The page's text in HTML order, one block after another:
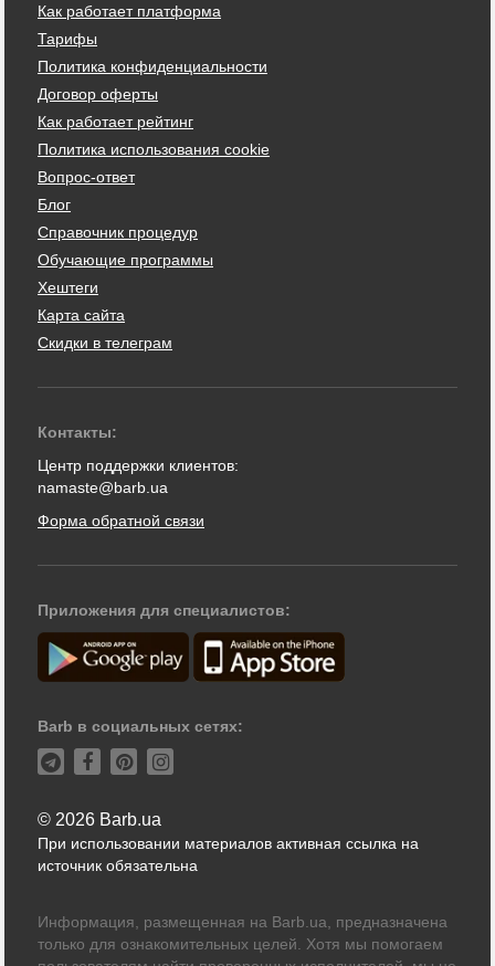
Как работает платформа
Тарифы
Политика конфиденциальности
Договор оферты
Как работает рейтинг
Политика использования cookie
Вопрос-ответ
Блог
Справочник процедур
Обучающие программы
Хештеги
Карта сайта
Скидки в телеграм
Контакты:
Центр поддержки клиентов:
namaste@barb.ua
Форма обратной связи
Приложения для специалистов:
Barb в социальных сетях:
© 2026 Barb.ua
При использовании материалов активная ссылка на
источник обязательна
Информация, размещенная на Barb.ua, предназначена
только для ознакомительных целей. Хотя мы помогаем